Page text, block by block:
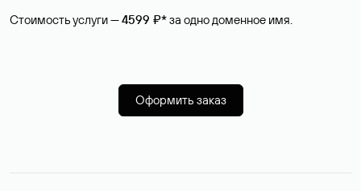
Стоимость услуги —4599 ₽*за одно доменное имя.
Оформить заказ